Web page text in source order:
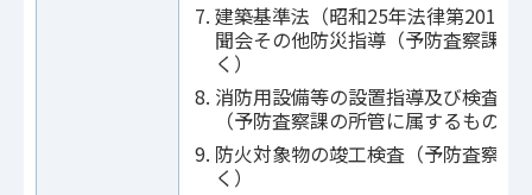
建築基準法（昭和25年法律第201号
聞会その他防災指導（予防査察課の
く）
消防用設備等の設置指導及び検査並
（予防査察課の所管に属するものを
防火対象物の竣工検査（予防査察課
く）